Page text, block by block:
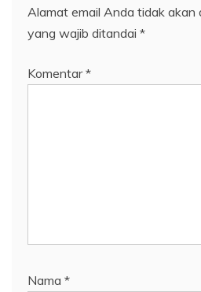
Alamat email Anda tidak akan
yang wajib ditandai *
Komentar*
Nama *